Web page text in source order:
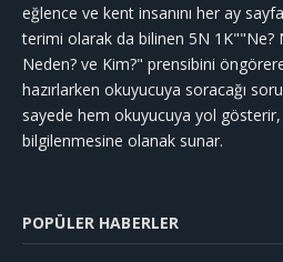
eğlence ve kent insanını her ay
terimi olarak da bilinen 5N 1K""Ne?
Neden? ve Kim?" prensibini
hazırlarken okuyucuya soracağı
sayede hem okuyucuya yol
bilgilenmesine olanak sunar.
POPÜLER HABERLER